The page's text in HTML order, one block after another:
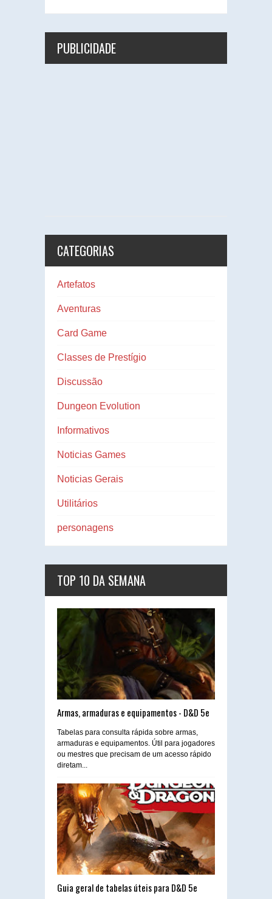
PUBLICIDADE
CATEGORIAS
Artefatos
Aventuras
Card Game
Classes de Prestígio
Discussão
Dungeon Evolution
Informativos
Noticias Games
Noticias Gerais
Utilitários
personagens
TOP 10 DA SEMANA
Armas, armaduras e equipamentos - D&D 5e
Tabelas para consulta rápida sobre armas,
armaduras e equipamentos. Útil para jogadores
ou mestres que precisam de um acesso rápido
diretam...
Guia geral de tabelas úteis para D&D 5e